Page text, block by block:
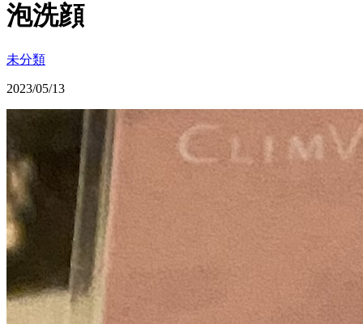
泡洗顔
未分類
2023/05/13